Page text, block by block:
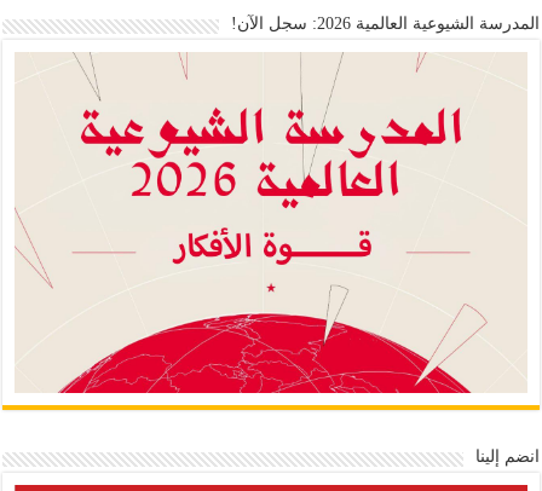
المدرسة الشيوعية العالمية 2026: سجل الآن!
انضم إلينا